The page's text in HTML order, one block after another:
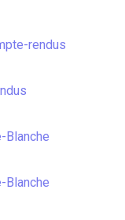
rendus
Blanche
Blanche